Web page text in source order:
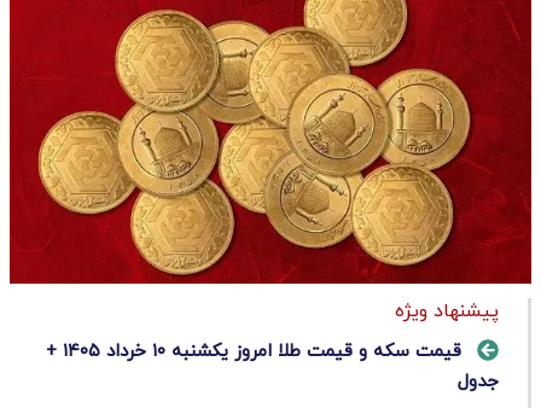
پیشنهاد ویژه
قیمت سکه و قیمت طلا امروز یکشنبه ۱۰ خرداد ۱۴۰۵ +
جدول